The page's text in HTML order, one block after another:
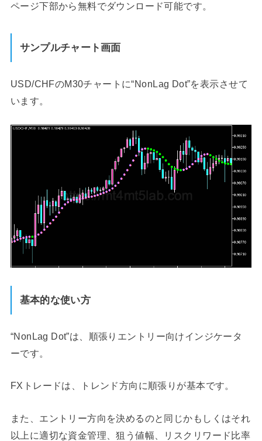
ページ下部から無料でダウンロード可能です。
サンプルチャート画面
USD/CHFのM30チャートに“NonLag Dot”を表示させて
います。
基本的な使い方
“NonLag Dot”は、順張りエントリー向けインジケータ
ーです。
FXトレードは、トレンド方向に順張りが基本です。
また、エントリー方向を決めるのと同じかもしくはそれ
以上に適切な資金管理、狙う値幅、リスクリワード比率